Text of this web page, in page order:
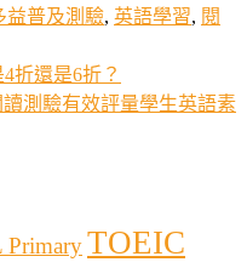
益普及測驗, 英語學習, 閱
折還是6折？
測驗有效評量學生英語素
PrimaryTOEIC